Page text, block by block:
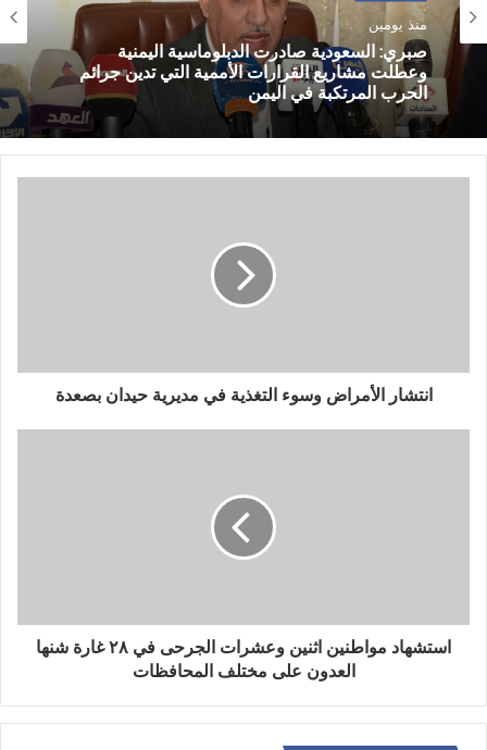
منذ يومين
صبري: السعودية صادرت الدبلوماسية اليمنية
وعطلت مشاريع القرارات الأممية التي تدين جرائم
الحرب المرتكبة في اليمن
انتشار الأمراض وسوء التغذية في مديرية حيدان بصعدة
استشهاد مواطنين اثنين وعشرات الجرحى في ٢٨ غارة شنها
العدون على مختلف المحافظات